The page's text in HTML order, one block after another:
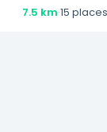
7.5 km·15 places